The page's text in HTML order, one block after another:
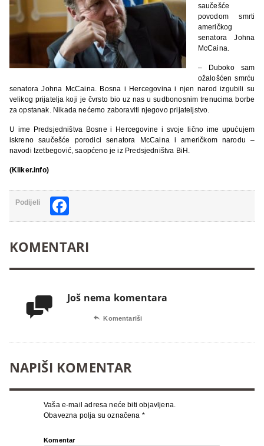
saučešće
povodom smrti
američkog
senatora Johna
McCaina.
– Duboko sam
ožalošćen smrću
senatora Johna McCaina. Bosna i Hercegovina i njen narod izgubili su
velikog prijatelja koji je čvrsto bio uz nas u sudbonosnim trenucima borbe
za opstanak. Nikada nećemo zaboraviti njegovo prijateljstvo.
U ime Predsjedništva Bosne i Hercegovine i svoje lično ime upućujem
iskreno saučešće porodici senatora McCaina i američkom narodu –
navodi Izetbegović, saopćeno je iz Predsjedništva BiH.
(Kliker.info)
Podijeli
KOMENTARI
 Još nema komentara
 Komentariši
NAPIŠI KOMENTAR
Vaša e-mail adresa neće biti objavljena.
Obavezna polja su označena *
Komentar